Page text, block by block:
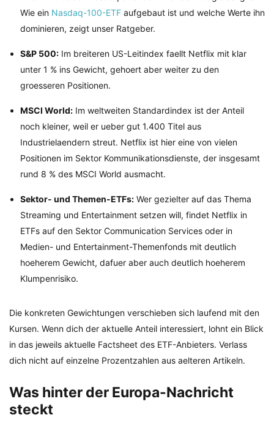
Wie ein Nasdaq-100-ETF aufgebaut ist und welche Werte ihn
dominieren, zeigt unser Ratgeber.
S&P 500: Im breiteren US-Leitindex faellt Netflix mit klar
unter 1 % ins Gewicht, gehoert aber weiter zu den
groesseren Positionen.
MSCI World: Im weltweiten Standardindex ist der Anteil
noch kleiner, weil er ueber gut 1.400 Titel aus
Industrielaendern streut. Netflix ist hier eine von vielen
Positionen im Sektor Kommunikationsdienste, der insgesamt
rund 8 % des MSCI World ausmacht.
Sektor- und Themen-ETFs: Wer gezielter auf das Thema
Streaming und Entertainment setzen will, findet Netflix in
ETFs auf den Sektor Communication Services oder in
Medien- und Entertainment-Themenfonds mit deutlich
hoeherem Gewicht, dafuer aber auch deutlich hoeherem
Klumpenrisiko.
Die konkreten Gewichtungen verschieben sich laufend mit den
Kursen. Wenn dich der aktuelle Anteil interessiert, lohnt ein Blick
in das jeweils aktuelle Factsheet des ETF-Anbieters. Verlass
dich nicht auf einzelne Prozentzahlen aus aelteren Artikeln.
Was hinter der Europa-Nachricht
steckt